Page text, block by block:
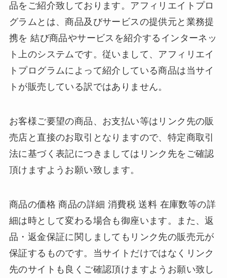
品をご紹介致しております。アフィリエイトプロ
グラムとは、商品及びサービスの提供元と業務提
携を 結び商品やサービスを紹介するインターネッ
ト上のシステムです。従いまして、アフィリエイ
トプログラムによって紹介している商品は当サイ
トが販売している訳ではありません。
お客様ご要望の商品、お支払い等はリンク先の販
売店と直接のお取引となりますので、特定商取引
法に基づく表記につきましてはリンク先をご確認
頂けますようお願い致します。
商品の価格 商品の詳細 消費税 送料 在庫数等の詳
細は時として変わる場合も御座います。また、返
品・返金保証に関しましてもリンク先の販売元が
保証するものです。当サイトだけではなくリンク
先のサイトも良くご確認頂けますようお願い致し